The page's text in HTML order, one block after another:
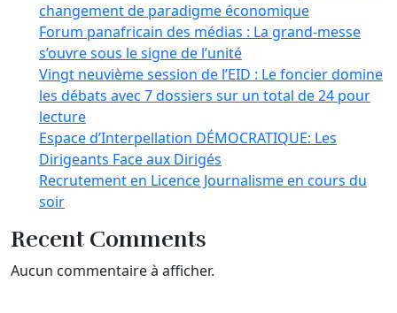
changement de paradigme économique
Forum panafricain des médias : La grand-messe
s’ouvre sous le signe de l’unité
Vingt neuvième session de l’EID : Le foncier domine
les débats avec 7 dossiers sur un total de 24 pour
lecture
Espace d’Interpellation DÉMOCRATIQUE: Les
Dirigeants Face aux Dirigés
Recrutement en Licence Journalisme en cours du
soir
Recent Comments
Aucun commentaire à afficher.